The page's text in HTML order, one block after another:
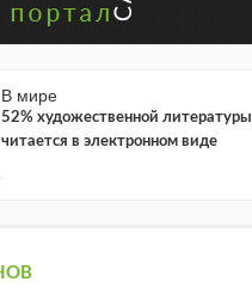
В мире
52% художественной литературы
читается в электронном виде